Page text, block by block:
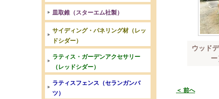
ウッド
＜ 前へ
皿取錐（スターエム社製）
サイディング・パネリング材（レッ
ドシダー）
ラティス・ガーデンアクセサリー
（レッドシダー）
ラティスフェンス（セランガンバ
ツ）